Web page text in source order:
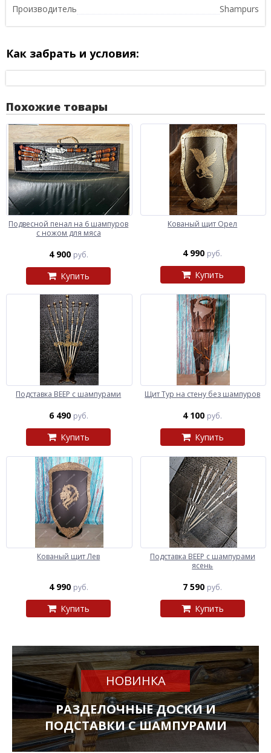
Производитель
Shampurs
Как забрать и условия:
Похожие товары
Подвесной пенал на 6 шампуров
с ножом для мяса
4 900 руб.
Купить
Кованый щит Орел
4 990 руб.
Купить
Подставка ВЕЕР с шампурами
6 490 руб.
Купить
Щит Тур на стену без шампуров
4 100 руб.
Купить
Кованый щит Лев
4 990 руб.
Купить
Подставка ВЕЕР с шампурами
ясень
7 590 руб.
Купить
НОВИНКА
РАЗДЕЛОЧНЫЕ ДОСКИ И
ПОДСТАВКИ С ШАМПУРАМИ